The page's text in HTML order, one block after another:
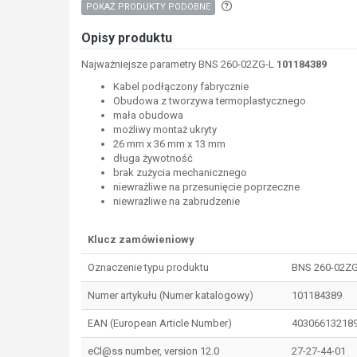
POKAŻ PRODUKTY PODOBNE
Opisy produktu
Najważniejsze parametry BNS 260-02ZG-L 101184389
Kabel podłączony fabrycznie
Obudowa z tworzywa termoplastycznego
mała obudowa
możliwy montaż ukryty
26 mm x 36 mm x 13 mm
długa żywotność
brak zużycia mechanicznego
niewrażliwe na przesunięcie poprzeczne
niewrażliwe na zabrudzenie
Klucz zamówieniowy
Oznaczenie typu produktu BNS 260-
Numer artykułu (Numer katalogowy) 101184389
EAN (European Article Number)
eCl@ss number, version 12.0 27-27-44-01